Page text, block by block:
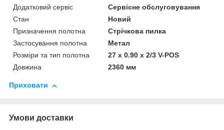
Додатковий сервіс
Сервісне обслуговування
Стан
Новий
Призначення полотна
Стрічкова пилка
Застосування полотна
Метал
Розміри та тип полотна
27 x 0.90 x 2/3 V-POS
Довжина
2360 мм
Приховати
Умови доставки